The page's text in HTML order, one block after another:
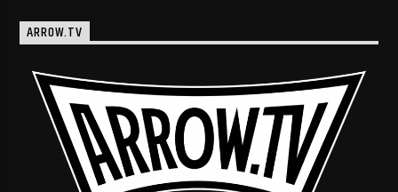
ARROW.TV